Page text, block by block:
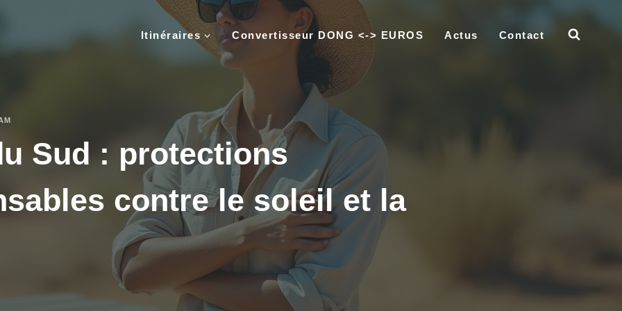
Itinéraires Convertisseur DONG <-> EUROS Actus Contact
Sud : protections
contre le soleil et la